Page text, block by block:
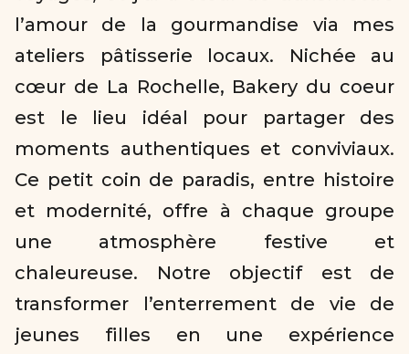
l’amour de la gourmandise via mes
ateliers pâtisserie locaux. Nichée au
cœur de La Rochelle, Bakery du coeur
est le lieu idéal pour partager des
moments authentiques et conviviaux.
Ce petit coin de paradis, entre histoire
et modernité, offre à chaque groupe
une atmosphère festive et
chaleureuse. Notre objectif est de
transformer l’enterrement de vie de
jeunes filles en une expérience